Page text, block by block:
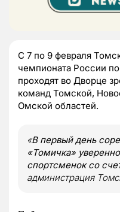
С 7 по 9 февраля
чемпионата России
проходят во Дворце
команд Томской,
Омской областей.
«В первый день
«Томичка»
спортсменок со
администрация